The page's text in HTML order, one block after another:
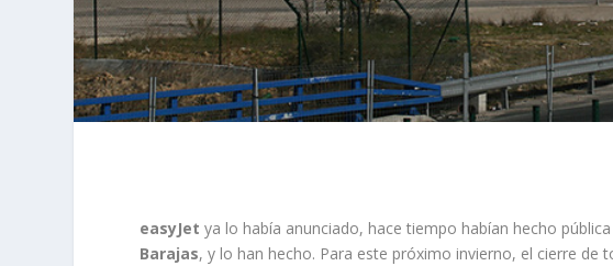
easyJet ya lo había anunciado, hace tiempo habían hecho
Barajas, y lo han hecho. Para este próximo invierno, el cierre de